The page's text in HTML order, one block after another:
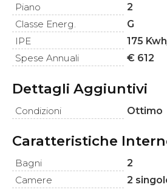
Piano
2
Classe Energ.
G
IPE
175
Spese Annuali
€ 612
Dettagli Aggiuntivi
Condizioni Ottimo
Caratteristiche
Bagni
2
Camere
2